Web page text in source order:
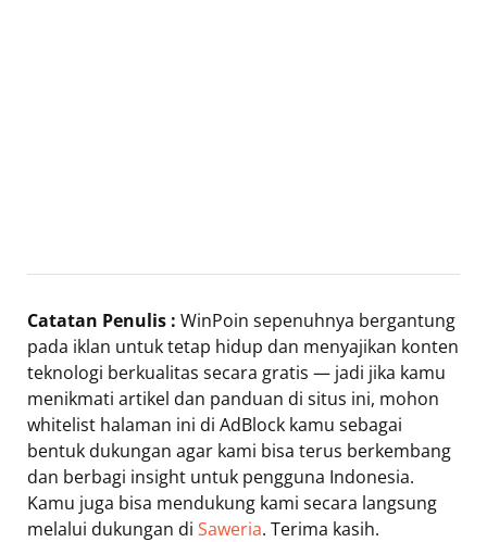
Catatan Penulis : WinPoin sepenuhnya bergantung
pada iklan untuk tetap hidup dan menyajikan konten
teknologi berkualitas secara gratis — jadi jika kamu
menikmati artikel dan panduan di situs ini, mohon
whitelist halaman ini di AdBlock kamu sebagai
bentuk dukungan agar kami bisa terus berkembang
dan berbagi insight untuk pengguna Indonesia.
Kamu juga bisa mendukung kami secara langsung
melalui dukungan di Saweria. Terima kasih.